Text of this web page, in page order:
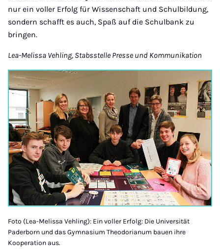
nur ein voller Erfolg für Wissenschaft und Schulbildung,
sondern schafft es auch, Spaß auf die Schulbank zu
bringen.
Lea-Melissa Vehling, Stabsstelle Presse und Kommunikation
Foto (Lea-Melissa Vehling): Ein voller Erfolg: Die Universität
Paderborn und das Gymnasium Theodorianum bauen ihre
Kooperation aus.